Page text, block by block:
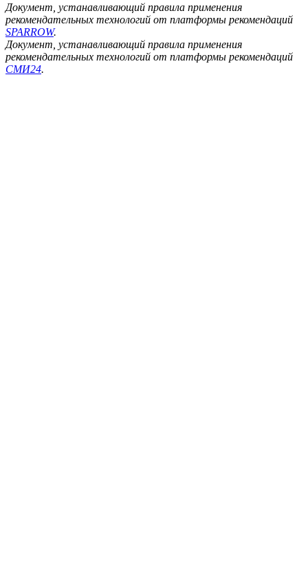
Документ, устанавливающий правила применения
рекомендательных технологий от платформы рекомендаций
SPARROW.
Документ, устанавливающий правила применения
рекомендательных технологий от платформы рекомендаций
СМИ24.